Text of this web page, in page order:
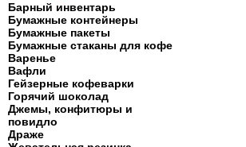
Барный инвентарь
Бумажные контейнеры
Бумажные пакеты
Бумажные стаканы для кофе
Варенье
Вафли
Гейзерные кофеварки
Горячий шоколад
Джемы, конфитюры и
повидло
Драже